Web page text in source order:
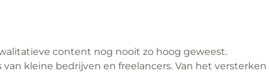
content nog nooit zo hoog geweest.
kleine bedrijven en freelancers. Van het versterken